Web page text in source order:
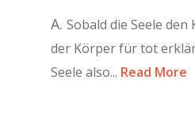
A. Sobald die Seele
der Körper für tot
Seele also... Read More